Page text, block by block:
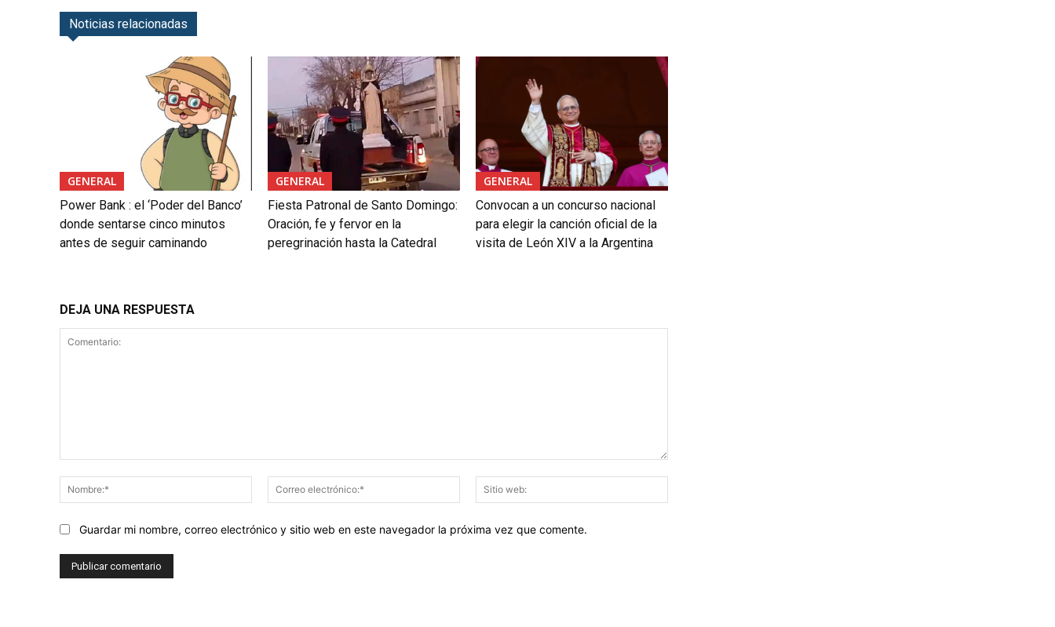
Noticias relacionadas
GENERAL
Power Bank : el ‘Poder del Banco’
donde sentarse cinco minutos
antes de seguir caminando
GENERAL
Fiesta Patronal de Santo Domingo:
Oración, fe y fervor en la
peregrinación hasta la Catedral
GENERAL
Convocan a un concurso nacional
para elegir la canción oficial de la
visita de León XIV a la Argentina
DEJA UNA RESPUESTA
Nombre:*
Correo
electrónico:*
web:
Guardar mi nombre, correo electrónico y sitio web en este navegador la próxima vez que comente.